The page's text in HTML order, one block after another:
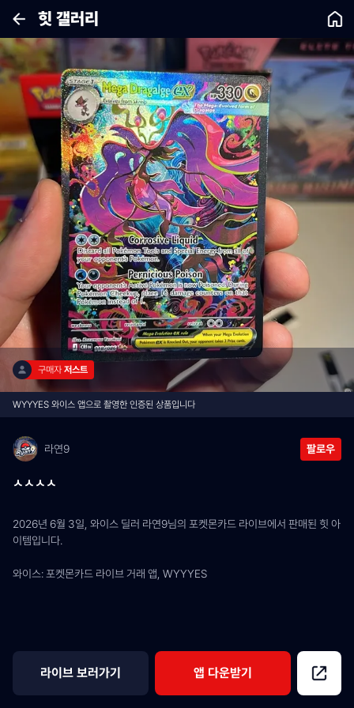
힛 갤러리
구매자 저스트
WYYYES 와이스 앱으로 촬영한 인증된 상품입니다
라연9 팔로우
ㅅㅅㅅㅅ
2026년 6월 3일, 와이스 딜러 라연9님의 포켓몬카드 라이브에서 판매된 힛 아
이템입니다.
와이스: 포켓몬카드 라이브 거래 앱, WYYYES
라이브 보러가기 앱 다운받기